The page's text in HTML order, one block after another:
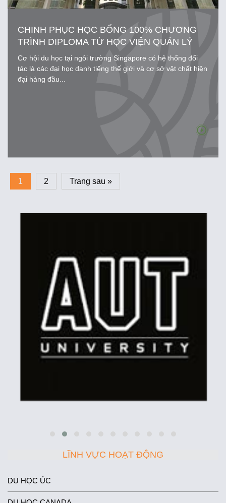
LĨNH VỰC HOẠT ĐỘNG
DU HỌC ÚC
CHINH PHỤC HỌC BỔNG 100% CHƯƠNG
TRÌNH DIPLOMA TỪ HỌC VIỆN QUẢN LÝ
SINGAPORE (SIM)
Cơ hội du học tại ngôi trường Singapore có hệ thống đối
tác là các đại học danh tiếng thế giới và cơ sở vật chất hiện
đại hàng đầu...
1 2 Trang sau »